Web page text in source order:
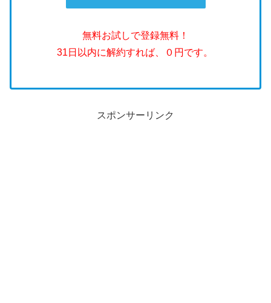
無料お試しで登録無料！
31日以内に解約すれば、０円です。
スポンサーリンク